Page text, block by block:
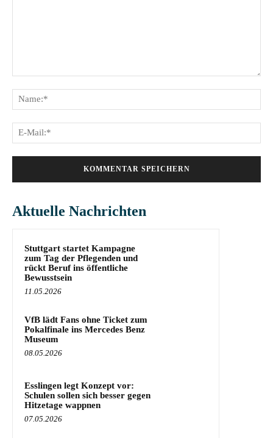
Aktuelle Nachrichten
Stuttgart startet Kampagne
zum Tag der Pflegenden und
rückt Beruf ins öffentliche
Bewusstsein
11.05.2026
VfB lädt Fans ohne Ticket zum
Pokalfinale ins Mercedes Benz
Museum
08.05.2026
Esslingen legt Konzept vor:
Schulen sollen sich besser gegen
Hitzetage wappnen
07.05.2026